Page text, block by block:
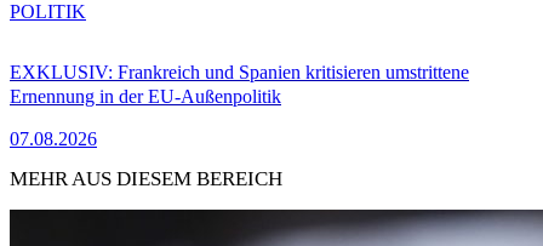
EXKLUSIV: Frankreich und Spanien kritisieren umstrittene
Ernennung in der EU-Außenpolitik
07.08.2026
POLITIK
MEHR AUS DIESEM BEREICH